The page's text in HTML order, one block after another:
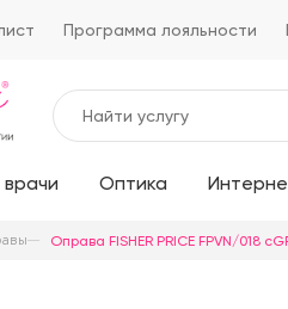
Программа лояльности
Оптика
Оправа FISHER PRICE FPVN/018